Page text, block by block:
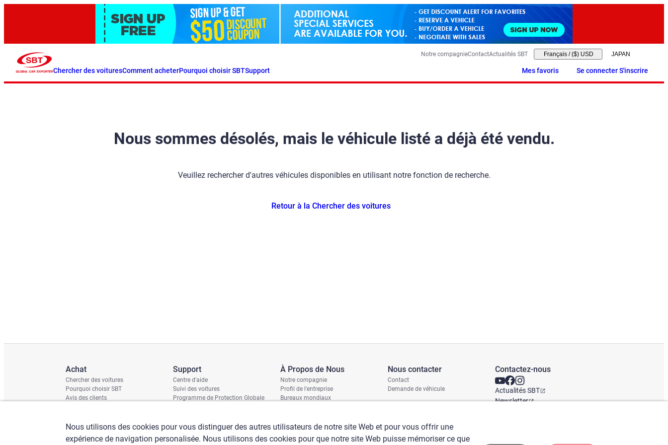
Chercher des voituresComment acheterPourquoi choisir SBTSupport
Notre compagnieContactActualités SBT Français / ($) USD
Mes favoris Se connecter S'inscrire
Nous sommes désolés, mais le véhicule listé a déjà été vendu.
Veuillez rechercher d'autres véhicules disponibles en utilisant notre fonction de recherche.
Retour à la Chercher des voitures
Achat
Chercher des voitures
Pourquoi choisir SBT
Avis des clients
Support
Centre d'aide
Suivi des voitures
Programme de Protection Globale
Contrôle du châssis
À Propos de Nous
Notre compagnie
Profil de l'entreprise
Bureaux mondiaux
Nous contacter
Contact
Demande de véhicule
Contactez-nous
Actualités SBT
Newsletter
Nous utilisons des cookies pour vous distinguer des autres utilisateurs de notre site Web et pour vous offrir une
expérience de navigation personalisée. Nous utilisons des cookies pour que notre site Web puisse mémoriser ce que